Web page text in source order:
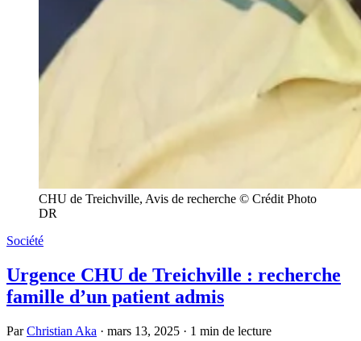
CHU de Treichville, Avis de recherche © Crédit Photo
DR
Société
Urgence CHU de Treichville : recherche
famille d’un patient admis
ParChristian Aka · mars 13, 2025 · 1 min de lecture